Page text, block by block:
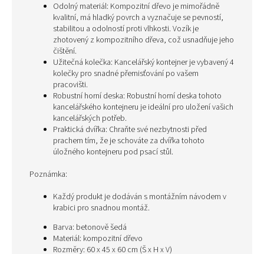
Odolný materiál: Kompozitní dřevo je mimořádně
kvalitní, má hladký povrch a vyznačuje se pevností,
stabilitou a odolností proti vlhkosti. Vozík je
zhotovený z kompozitního dřeva, což usnadňuje jeho
čištění.
Užitečná kolečka: Kancelářský kontejner je vybavený 4
kolečky pro snadné přemisťování po vašem
pracovišti.
Robustní horní deska: Robustní horní deska tohoto
kancelářského kontejneru je ideální pro uložení vašich
kancelářských potřeb.
Praktická dvířka: Chraňte své nezbytnosti před
prachem tím, že je schováte za dvířka tohoto
úložného kontejneru pod psací stůl.
Poznámka:
Každý produkt je dodáván s montážním návodem v
krabici pro snadnou montáž.
Barva: betonově šedá
Materiál: kompozitní dřevo
Rozměry: 60 x 45 x 60 cm (Š x H x V)